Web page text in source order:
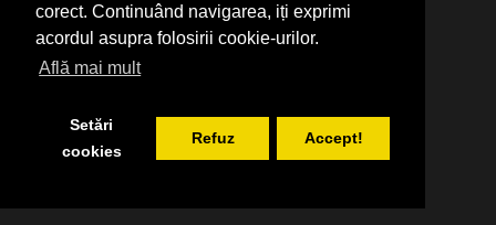
corect. Continuând navigarea, iți exprimi
acordul asupra folosirii cookie-urilor.
Află mai mult
Setări
cookies
Refuz Accept!